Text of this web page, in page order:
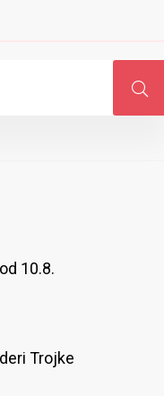
10.8.
Trojke